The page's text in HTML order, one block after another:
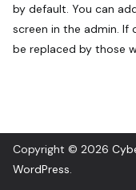
by default. You can
screen in the admin. If
be replaced by those
Copyright © 2026
WordPress.